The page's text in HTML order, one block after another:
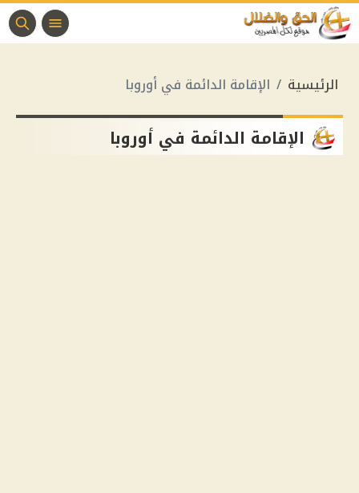
الرئيسية الإقامة الدائمة في أوروبا
الإقامة الدائمة في أوروبا